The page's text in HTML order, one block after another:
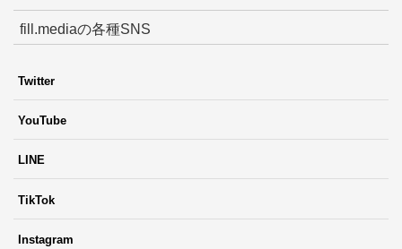
fill.mediaの各種SNS
Twitter
YouTube
LINE
TikTok
Instagram